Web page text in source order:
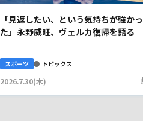
「見返したい、という気持ちが強かっ
た」永野威旺、ヴェルカ復帰を語る
スポーツ トピックス
2026.7.30(木)